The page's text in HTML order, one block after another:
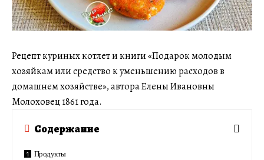
Рецепт куриных котлет и книги «Подарок молодым
хозяйкам или средство к уменьшению расходов в
домашнем хозяйстве», автора Елены Ивановны
Молоховец 1861 года.
Содержание
Продукты